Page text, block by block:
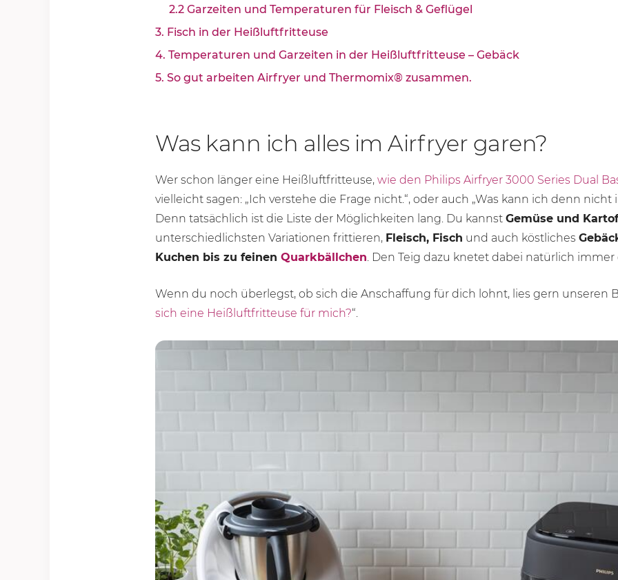
2.2 Garzeiten und Temperaturen für Fleisch & Geflügel
3. Fisch in der Heißluftfritteuse
4. Temperaturen und Garzeiten in der Heißluftfritteuse – Gebäck
5. So gut arbeiten Airfryer und Thermomix® zusammen.
Was kann ich alles im Airfryer garen?
Wer schon länger eine Heißluftfritteuse,wie den Philips Airfryer 3000 Series Dual
vielleicht sagen: „Ich verstehe die Frage nicht.“, oder auch „Was kann ich denn nicht
Denn tatsächlich ist die Liste der Möglichkeiten lang. Du kannstGemüse und
unterschiedlichsten Variationen frittieren, Fleisch, Fisch und auch köstliches
Kuchen bis zu feinenQuarkbällchen . Den Teig dazu knetet dabei natürlich
Wenn du noch überlegst, ob sich die Anschaffung für dich lohnt, lies gern unseren
sich eine Heißluftfritteuse für mich?“.